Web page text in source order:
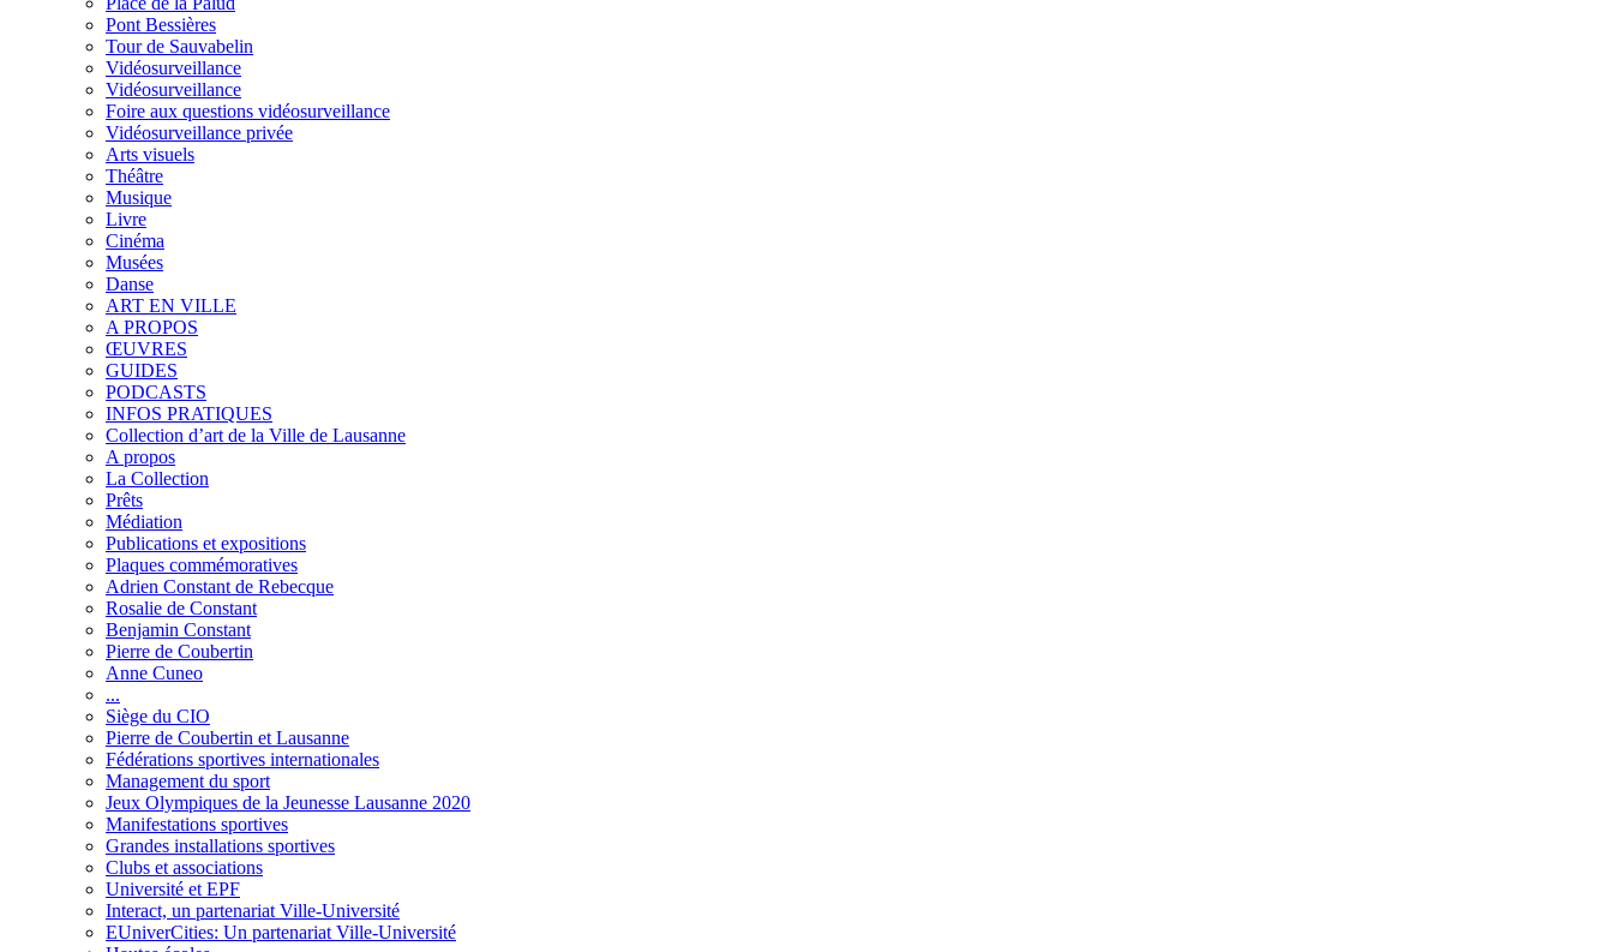
Pont Bessières
Tour de Sauvabelin
Vidéosurveillance
Vidéosurveillance
Foire aux questions vidéosurveillance
Vidéosurveillance privée
Arts visuels
Théâtre
Musique
Livre
Cinéma
Musées
Danse
ART EN VILLE
A PROPOS
ŒUVRES
GUIDES
PODCASTS
INFOS PRATIQUES
Collection d’art de la Ville de Lausanne
A propos
La Collection
Prêts
Médiation
Publications et expositions
Plaques commémoratives
Adrien Constant de Rebecque
Rosalie de Constant
Benjamin Constant
Pierre de Coubertin
Anne Cuneo
...
Siège du CIO
Pierre de Coubertin et Lausanne
Fédérations sportives internationales
Management du sport
Jeux Olympiques de la Jeunesse Lausanne 2020
Manifestations sportives
Grandes installations sportives
Clubs et associations
Université et EPF
Interact, un partenariat Ville-Université
EUniverCities: Un partenariat Ville-Université